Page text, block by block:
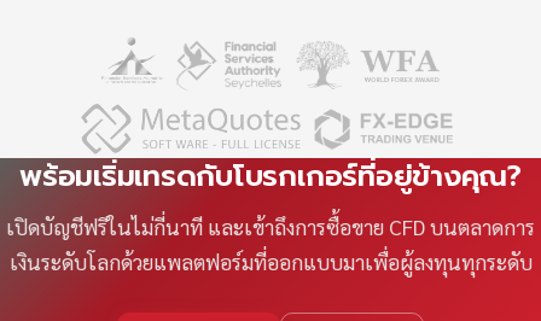
พร้อมเริ่มเทรดกับโบรกเกอร์ที่อยู่ข้างคุณ?
เปิดบัญชีฟรีในไม่กี่นาที และเข้าถึงการซื้อขาย CFD บนตลาดการ
เงินระดับโลกด้วยแพลตฟอร์มที่ออกแบบมาเพื่อผู้ลงทุนทุกระดับ